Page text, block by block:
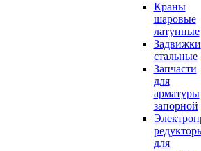
Краны
шаровые
латунные
Задвижки
стальные
Запчасти
для
арматуры
запорной
для